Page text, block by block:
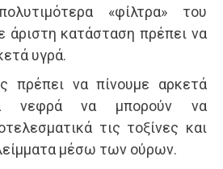
«φίλτρα» του
άριστη κατάσταση πρέπει να
υγρά.
πρέπει να πίνουμε αρκετά
νεφρά να μπορούν να
τις τοξίνες και
μέσω των ούρων.